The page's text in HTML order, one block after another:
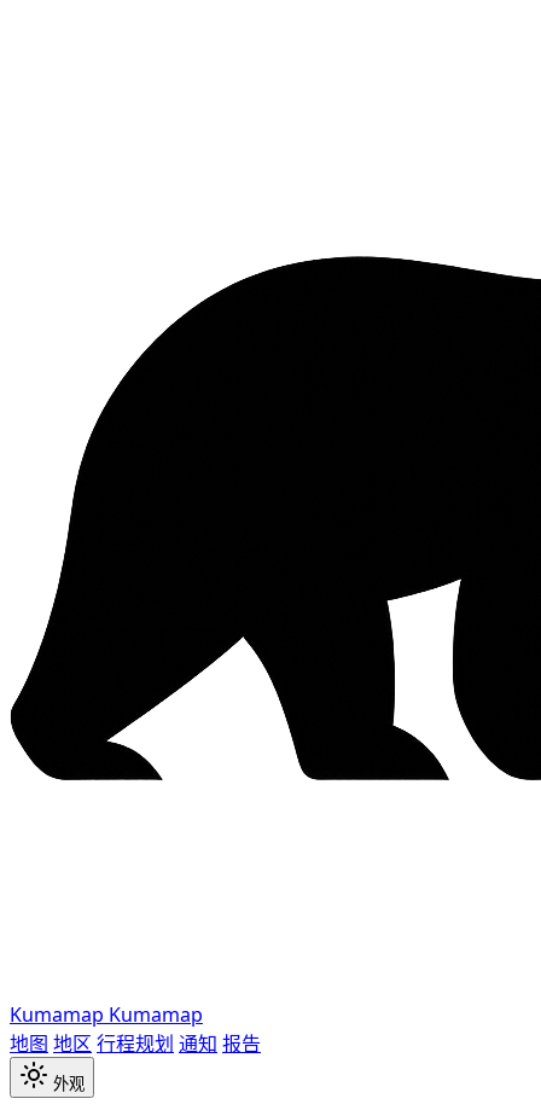
Kumamap Kumamap
地图 地区 行程规划 通知 报告
外观